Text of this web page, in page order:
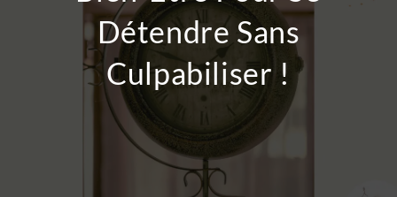
Détendre Sans
Culpabiliser !